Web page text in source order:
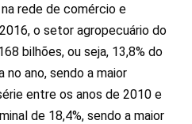
rede de comércio e
o setor agropecuário do
bilhões, ou seja, 13,8% do
no ano, sendo a maior
entre os anos de 2010 e
de 18,4%, sendo a maior